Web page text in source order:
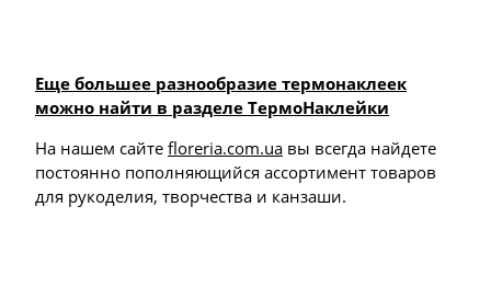
Еще большее разнообразие термонаклеек
можно найти в разделе ТермоНаклейки
На нашем сайте floreria.com.ua вы всегда найдете
постоянно пополняющийся ассортимент товаров
для рукоделия, творчества и канзаши.